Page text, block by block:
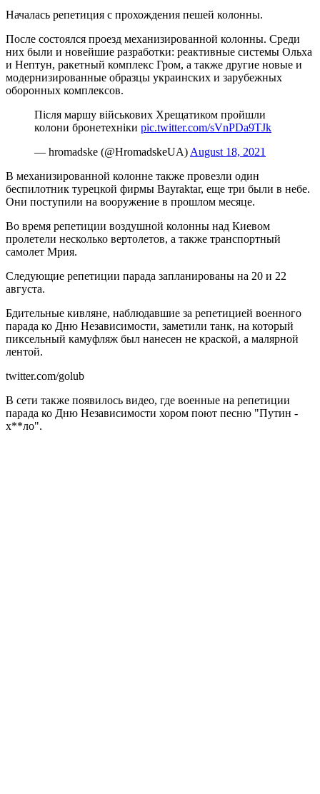
Началась репетиция с прохождения пешей колонны.
После состоялся проезд механизированной колонны. Среди
них были и новейшие разработки: реактивные системы Ольха
и Нептун, ракетный комплекс Гром, а также другие новые и
модернизированные образцы украинских и зарубежных
оборонных комплексов.
Після маршу військових Хрещатиком пройшли
колони бронетехніки pic.twitter.com/sVnPDa9TJk
— hromadske (@HromadskeUA) August 18, 2021
В механизированной колонне также провезли один
беспилотник турецкой фирмы Bayraktar, еще три были в небе.
Они поступили на вооружение в прошлом месяце.
Во время репетиции воздушной колонны над Киевом
пролетели несколько вертолетов, а также транспортный
самолет Мрия.
Следующие репетиции парада запланированы на 20 и 22
августа.
Бдительные кивляне, наблюдавшие за репетицией военного
парада ко Дню Независимости, заметили танк, на который
пиксельный камуфляж был нанесен не краской, а малярной
лентой.
twitter.com/golub
В сети также появилось видео, где военные на репетиции
парада ко Дню Независимости хором поют песню "Путин -
х**ло".